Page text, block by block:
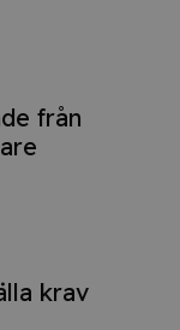
från
krav